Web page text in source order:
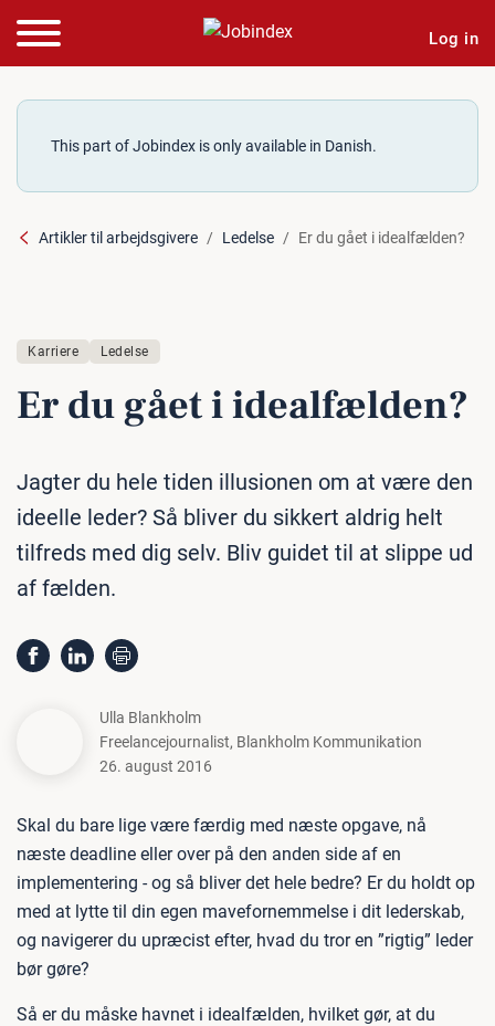
Log in
This part of Jobindex is only available in Danish.
Artikler til arbejdsgivere Ledelse Er du gået i idealfælden?
Karriere Ledelse
Er du gået i ide­al­fæl­den?
Jagter du hele tiden illusionen om at være den
ideelle leder? Så bliver du sikkert aldrig helt
tilfreds med dig selv. Bliv guidet til at slippe ud
af fælden.
Ulla Blankholm
Freelancejournalist, Blankholm Kommunikation
26. august 2016
Skal du bare lige være færdig med næste opgave, nå
næste deadline eller over på den anden side af en
implementering - og så bliver det hele bedre? Er du holdt op
med at lytte til din egen mavefornemmelse i dit lederskab,
og navigerer du upræcist efter, hvad du tror en ”rigtig” leder
bør gøre?
Så er du måske havnet i idealfælden, hvilket gør, at du